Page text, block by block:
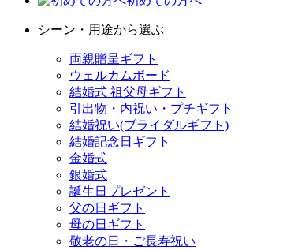
シーン・用途から選ぶ
両親贈呈ギフト
ウェルカムボード
結婚式 祖父母ギフト
引出物・内祝い・プチギフト
結婚祝い(ブライダルギフト)
結婚記念日ギフト
金婚式
銀婚式
誕生日プレゼント
父の日ギフト
母の日ギフト
敬老の日・ご長寿祝い